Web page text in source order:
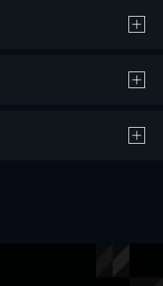
ド決済による作品の購入 / レンタルです。